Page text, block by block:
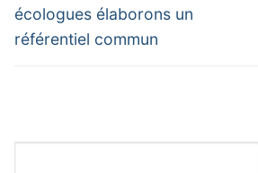
écologues élaborons un
référentiel commun